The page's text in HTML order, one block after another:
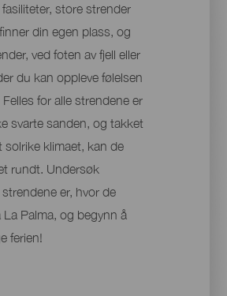
fasiliteter, store strender
din egen plass, og
ved foten av fjell eller
du kan oppleve følelsen
for alle strendene er
svarte sanden, og takket
klimaet, kan de
rundt. Undersøk
er, hvor de
La Palma, og begynn å
ferien!